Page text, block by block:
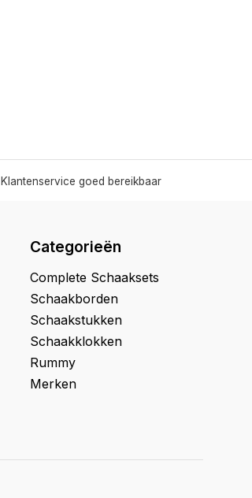
Klantenservice goed bereikbaar
Categorieën
Complete Schaaksets
Schaakborden
Schaakstukken
Schaakklokken
Rummy
Merken